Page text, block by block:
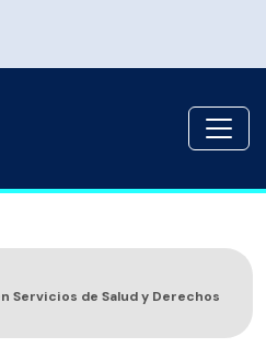
Servicios de Salud y Derechos